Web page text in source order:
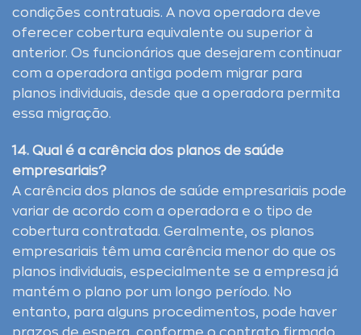
condições contratuais. A nova operadora deve
oferecer cobertura equivalente ou superior à
anterior. Os funcionários que desejarem continuar
com a operadora antiga podem migrar para
planos individuais, desde que a operadora permita
essa migração.
14. Qual é a carência dos planos de saúde
empresariais?
A carência dos planos de saúde empresariais pode
variar de acordo com a operadora e o tipo de
cobertura contratada. Geralmente, os planos
empresariais têm uma carência menor do que os
planos individuais, especialmente se a empresa já
mantém o plano por um longo período. No
entanto, para alguns procedimentos, pode haver
prazos de espera, conforme o contrato firmado.